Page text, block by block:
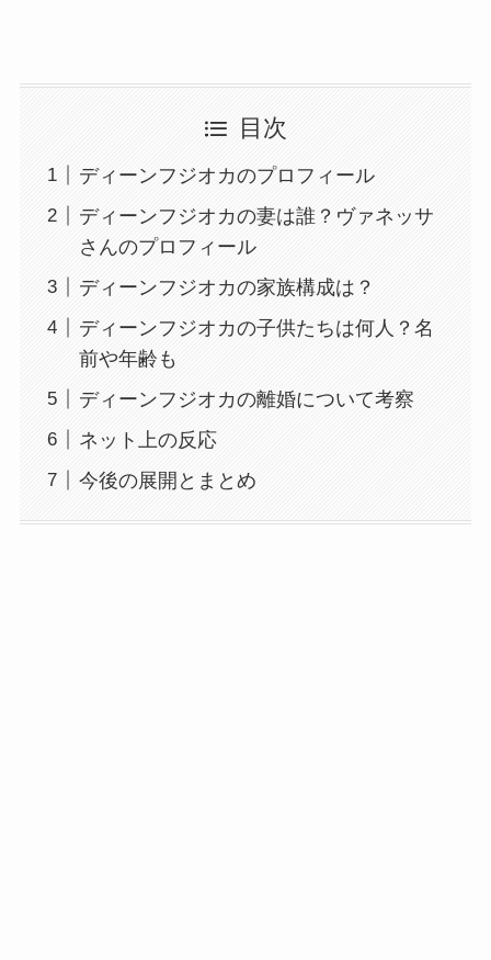
目次
ディーンフジオカのプロフィール
ディーンフジオカの妻は誰？ヴァネッサ
さんのプロフィール
ディーンフジオカの家族構成は？
ディーンフジオカの子供たちは何人？名
前や年齢も
ディーンフジオカの離婚について考察
ネット上の反応
今後の展開とまとめ